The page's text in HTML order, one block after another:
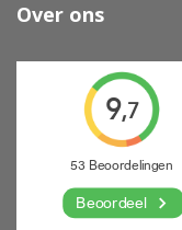
Over ons